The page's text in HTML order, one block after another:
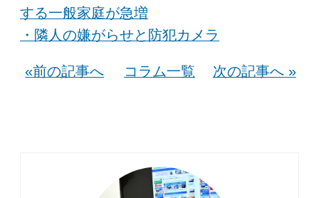
する一般家庭が急増
・隣人の嫌がらせと防犯カメラ
«前の記事へ コラム一覧 次の記事へ »